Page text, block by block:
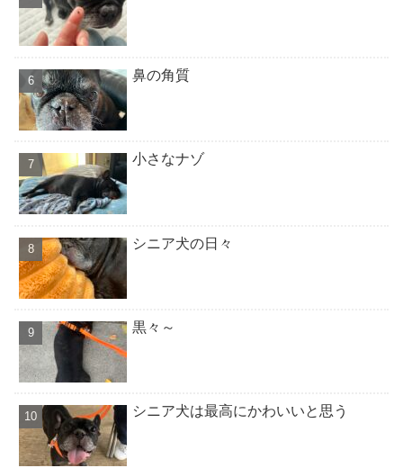
鼻の角質
小さなナゾ
シニア犬の日々
黒々～
シニア犬は最高にかわいいと思う